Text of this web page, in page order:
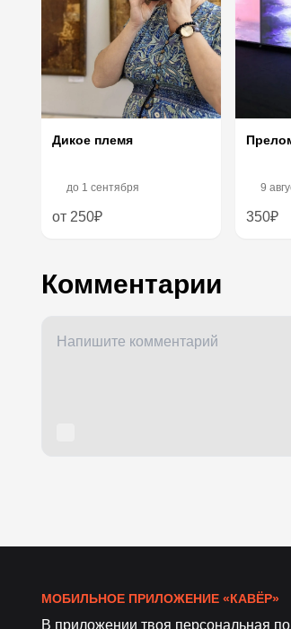
Дикое племя
до 1 сентября
от 250₽
9
350₽
Комментарии
МОБИЛЬНОЕ ПРИЛОЖЕНИЕ «КАВЁР»
В приложении твоя персональная